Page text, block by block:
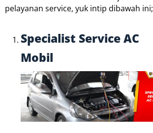
pelayanan service, yuk intip dibawah ini;
Specialist Service AC
Mobil